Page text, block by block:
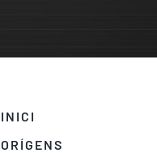
INICI
ORÍGENS